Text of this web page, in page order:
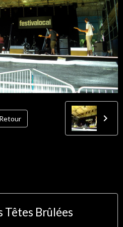
Retour
Têtes Brûlées